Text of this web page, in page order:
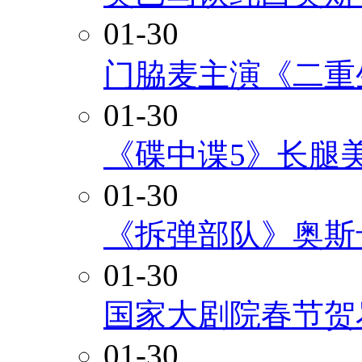
01-30
门脇麦主演《二
01-30
《碟中谍5》长腿
01-30
《拆弹部队》奥
01-30
国家大剧院春节